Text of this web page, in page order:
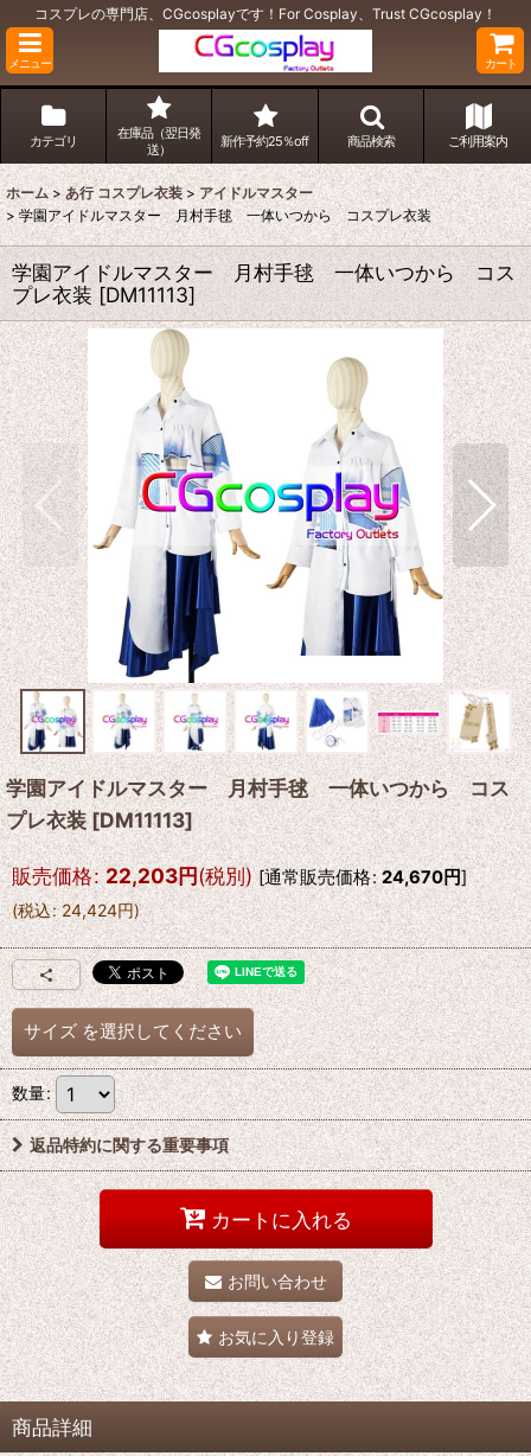
コスプレの専門店、CGcosplayです！For Cosplay、Trust CGcosplay！
メニュー カート
カテゴリ
在庫品（翌日発
送）
新作予約25％off 商品検索 ご利用案内
ホーム > あ行 コスプレ衣装 > アイドルマスター
> 学園アイドルマスター 月村手毬 一体いつから コスプレ衣装
学園アイドルマスター 月村手毬 一体いつから コス
プレ衣装 [DM11113]
学園アイドルマスター 月村手毬 一体いつから コス
プレ衣装 [DM11113]
販売価格: 22,203円(税別) [通常販売価格: 24,670円]
(税込: 24,424円)
サイズ を選択してください
数量:
返品特約に関する重要事項
カートに入れる
お問い合わせ
お気に入り登録
商品詳細